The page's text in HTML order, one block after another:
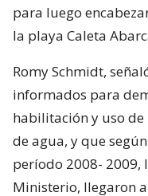
para luego
la playa Caleta
Romy Schmidt,
informados para
habilitación y uso
de agua, y que
período 2008- 2009,
Ministerio, llegaron